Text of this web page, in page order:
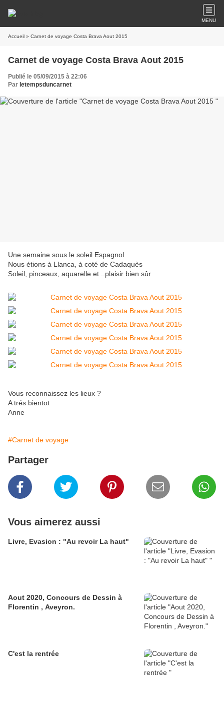
MENU
Accueil » Carnet de voyage Costa Brava Aout 2015
Carnet de voyage Costa Brava Aout 2015
Publié le 05/09/2015 à 22:06
Par letempsduncarnet
Une semaine sous le soleil Espagnol
Nous étions à Llanca, à coté de Cadaquès
Soleil, pinceaux, aquarelle et ..plaisir bien sûr
Vous reconnaissez les lieux ?
A trés bientot
Anne
#Carnet de voyage
Partager
Vous aimerez aussi
Livre, Evasion : "Au revoir La haut"
Aout 2020, Concours de Dessin à
Florentin , Aveyron.
C'est la rentrée